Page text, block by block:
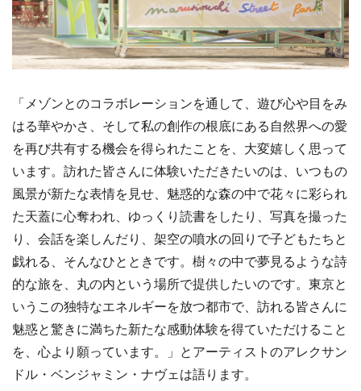
「メゾンとのコラボレーションを通して、遊び心や目をみ
はる華やかさ、そして私の創作の根底にある自然界への愛
を再び共有する機会を得られたことを、大変嬉しく思って
います。訪れた皆さんに体験いただきたいのは、いつもの
風景が新たな表情を見せ、魅惑的な森の中で花々に彩られ
た天蓋に心奪われ、ゆっくり読書をしたり、写真を撮った
り、会話を楽しんだり、架空の噴水の回りで子どもたちと
戯れる、そんなひとときです。樹々の中で夢見るような詩
的な旅を、丸の内という場所で提供したいのです。東京と
いうこの独特なエネルギーを放つ都市で、訪れる皆さんに
魅惑と驚きに満ちた新たな感動体験を得ていただけること
を、心より願っています。」とアーティストのアレクサン
ドル・ベンジャミン・ナヴェは語ります。